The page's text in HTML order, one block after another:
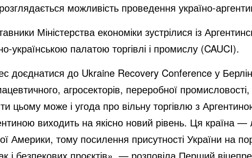
можливість проведення україно-
Міністерства економіки зустрілися із
українською палатою торгівлі і промислу (CAUCI).
доєднатися до Ukraine Recovery Conference у
агросекторів, переробної
цьому може і угода про вільну торгівлю з
виходить на якісно новий рівень. Ця країна —
Америки, тому посилення присутності України на